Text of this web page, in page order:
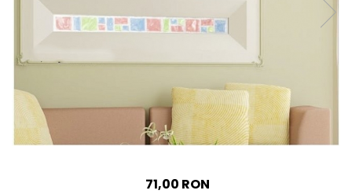
Sticker Harta Lumii
Stickere Cu Model Repetitiv
Stickere Perete Pentru Camera
De Zi
Stickere Pentru Bucatarie
Stickere pentru Usi
Stickere pentru Scari
71,00 RON